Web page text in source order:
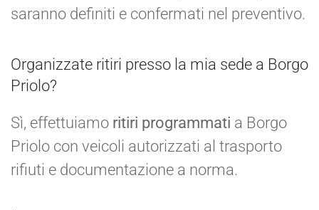
saranno definiti e confermati nel preventivo.
Organizzate ritiri presso la mia sede a Borgo
Priolo?
Sì, effettuiamo ritiri programmati a Borgo
Priolo con veicoli autorizzati al trasporto
rifiuti e documentazione a norma.